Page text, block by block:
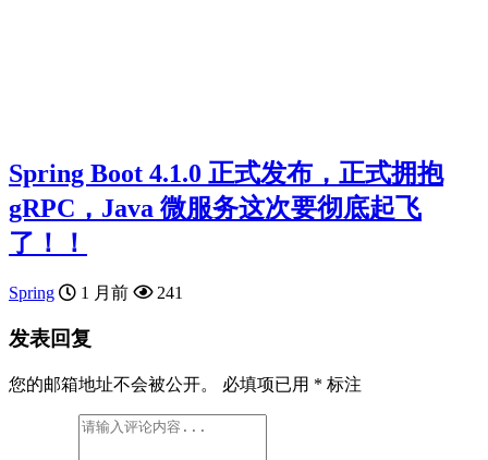
Spring Boot 4.1.0 正式发布，正式拥抱
gRPC，Java 微服务这次要彻底起飞
了！！
Spring 1 月前 241
发表回复
您的邮箱地址不会被公开。 必填项已用 * 标注